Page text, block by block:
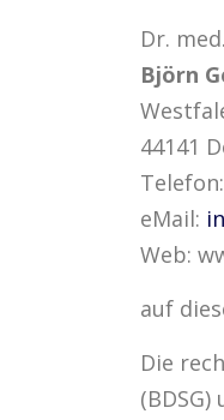
Dr. med.
Björn
44141
eMail:
Web:
auf
Die